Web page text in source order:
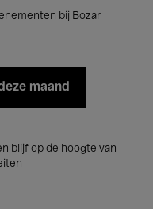
bij Bozar
maand
blijf op de hoogte van